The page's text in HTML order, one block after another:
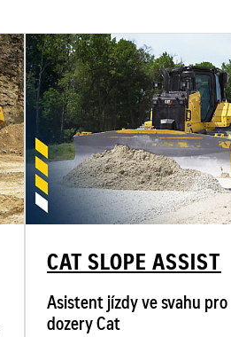
CAT SLOPE ASSIST
Asistent jízdy ve svahu pro
dozery Cat